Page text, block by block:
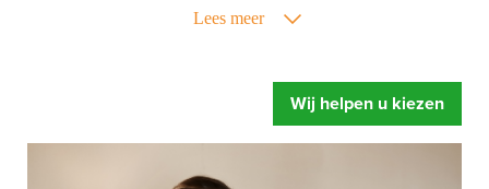
Lees meer
het gebruik van zorghulpmiddelen niet altijd leuk is,
zorgbed doet, maar richt u vooral op wat een speciaal
zorgbed u oplevert. Meer ontspanning, u voelt zich fitter
en een betere begeleiding.
Wij helpen u kiezen